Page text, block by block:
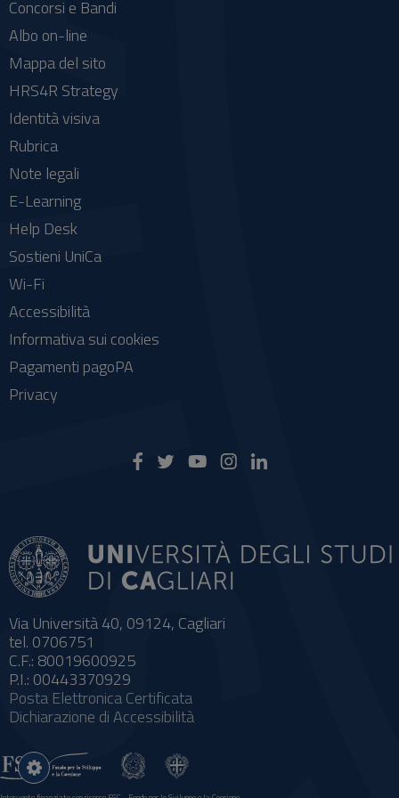
Via Università 40, 09124, Cagliari
tel. 0706751
C.F.: 80019600925
P.I.: 00443370929
Posta Elettronica Certificata
Dichiarazione di Accessibilità
Concorsi e Bandi
Albo on-line
Mappa del sito
HRS4R Strategy
Identità visiva
Rubrica
Note legali
E-Learning
Help Desk
Sostieni UniCa
Wi-Fi
Accessibilità
Informativa sui cookies
Pagamenti pagoPA
Privacy
Impostazioni
cookie